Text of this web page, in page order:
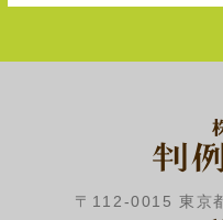
〒112-0015 東京